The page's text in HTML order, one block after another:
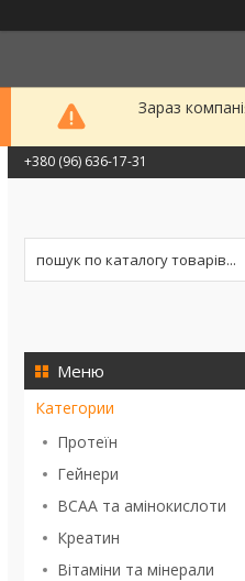
Зараз
+380 (96) 636-17-31
Категории
Протеїн
Гейнери
BCAA та амінокислоти
Креатин
Вітаміни та мінерали